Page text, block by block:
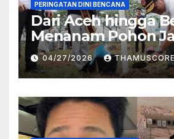
PERINGATAN DINI BENCANA
Dari Aceh hingga
Menanam Pohon
Redam Bencana
04/27/2026